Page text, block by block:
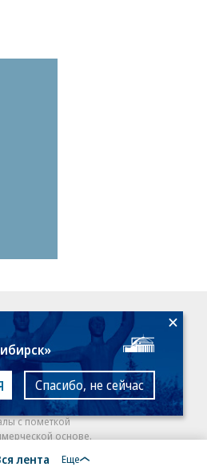
лента Еще
18+
с пометкой
основе.
Подробнее
Спасибо, не сейчас